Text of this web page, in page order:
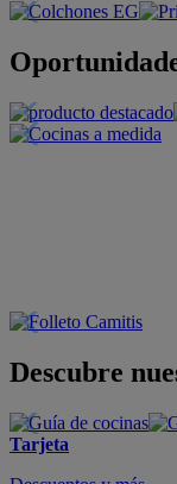
Descubre
Tarjeta